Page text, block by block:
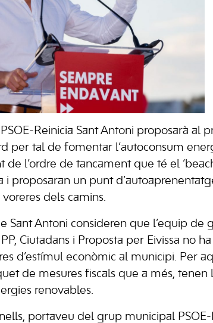
Reinicia Sant Antoni proposarà al
per tal de fomentar l’autoconsum
de l’ordre de tancament que té el
i proposaran un punt
voreres dels camins.
Sant Antoni consideren que l’equip de
Ciutadans i Proposta per Eivissa no
d’estímul econòmic al municipi. Per
de mesures fiscals que a més, tenen
renovables.
portaveu del grup municipal PSOE-